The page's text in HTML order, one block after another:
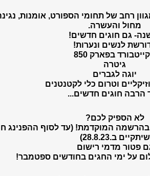
רחב של תחומי הספורט, אומנות,
מחול והעשרה.
גם חוגים חדשים!
לנשים ונערות!
בפארק 850
גיטרה
‍️יוגה לגברים
וטרום כלי לקטנטנים
הרבה חוגים חדשים...
לא הספיק לכם?
המוקדמת! (עד לסוף ההפנינג
שיתקיים ב.28.8.23)
פטור מדמי רישום
על ימי החגים בחודשים ספטמבר!